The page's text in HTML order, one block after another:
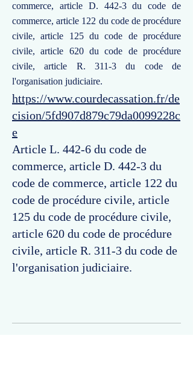
commerce, article D. 442-3 du code de
commerce, article 122 du code de procédure
civile, article 125 du code de procédure
civile, article 620 du code de procédure
civile, article R. 311-3 du code de
l'organisation judiciaire.
https://www.courdecassation.fr/de
cision/5fd907d879c79da0099228c
e
Article L. 442-6 du code de
commerce, article D. 442-3 du
code de commerce, article 122 du
code de procédure civile, article
125 du code de procédure civile,
article 620 du code de procédure
civile, article R. 311-3 du code de
l'organisation judiciaire.